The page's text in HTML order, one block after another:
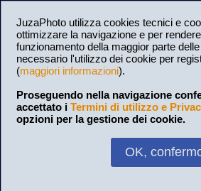
JuzaPhoto utilizza cookies tecnici e
ottimizzare la navigazione e per
funzionamento della maggior parte
necessario l'utilizzo dei cookie per
(maggiori informazioni).
Proseguendo nella navigazione
accettato i Termini di utilizzo e
opzioni per la gestione dei cookie.
OK,